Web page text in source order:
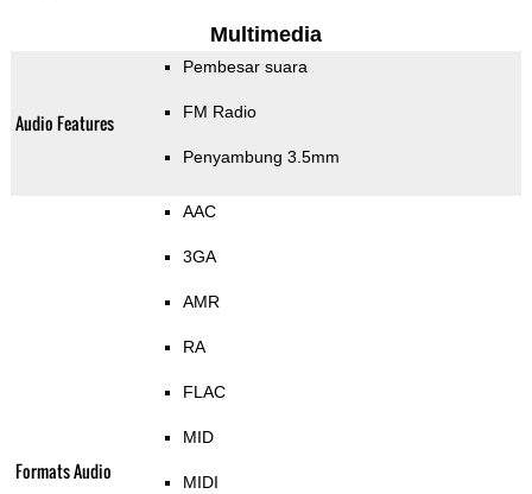
Multimedia
Audio Features
Pembesar suara
FM Radio
Penyambung 3.5mm
Formats Audio
AAC
3GA
AMR
RA
FLAC
MID
MIDI